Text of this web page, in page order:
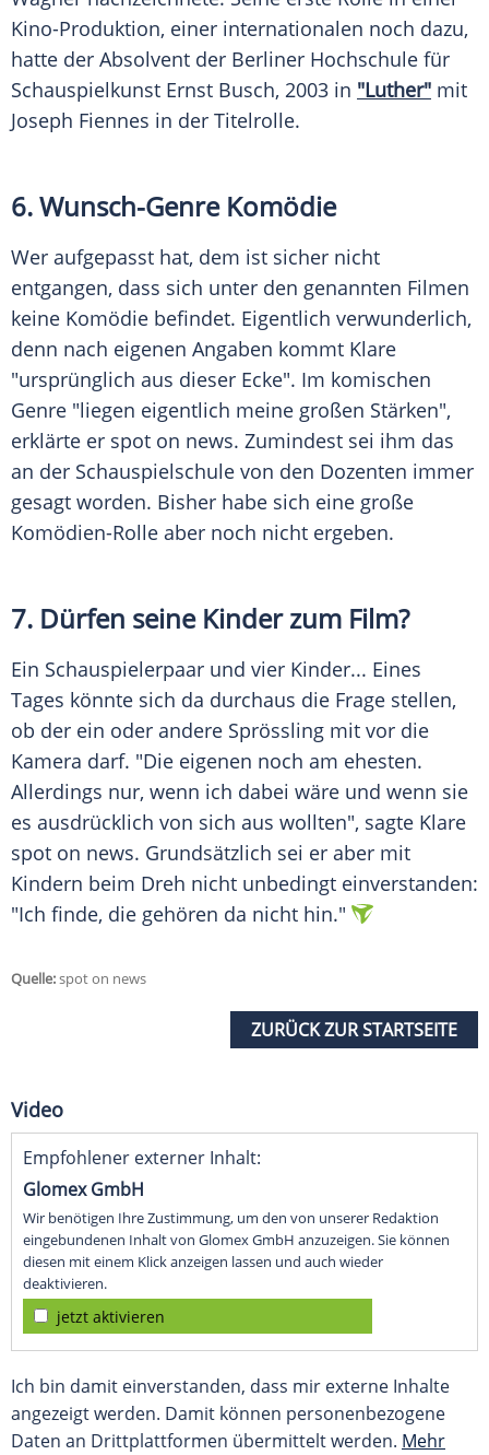
Kino-Produktion, einer internationalen noch dazu,
hatte der Absolvent der Berliner Hochschule für
Schauspielkunst Ernst Busch, 2003 in "Luther" mit
Joseph Fiennes in der Titelrolle.
6. Wunsch-Genre Komödie
Wer aufgepasst hat, dem ist sicher nicht
entgangen, dass sich unter den genannten Filmen
keine Komödie befindet. Eigentlich verwunderlich,
denn nach eigenen Angaben kommt Klare
"ursprünglich aus dieser Ecke". Im komischen
Genre "liegen eigentlich meine großen Stärken",
erklärte er spot on news. Zumindest sei ihm das
an der Schauspielschule von den Dozenten immer
gesagt worden. Bisher habe sich eine große
Komödien-Rolle aber noch nicht ergeben.
7. Dürfen seine Kinder zum Film?
Ein Schauspielerpaar und vier Kinder... Eines
Tages könnte sich da durchaus die Frage stellen,
ob der ein oder andere Sprössling mit vor die
Kamera darf. "Die eigenen noch am ehesten.
Allerdings nur, wenn ich dabei wäre und wenn sie
es ausdrücklich von sich aus wollten", sagte Klare
spot on news. Grundsätzlich sei er aber mit
Kindern beim Dreh nicht unbedingt einverstanden:
"Ich finde, die gehören da nicht hin."
Quelle:spot on news
ZURÜCK ZUR STARTSEITE
Video
Empfohlener externer Inhalt:
Glomex GmbH
Wir benötigen Ihre Zustimmung, um den von unserer Redaktion
eingebundenen Inhalt von Glomex GmbH anzuzeigen. Sie können
diesen mit einem Klick anzeigen lassen und auch wieder
deaktivieren.
jetzt aktivieren
Ich bin damit einverstanden, dass mir externe Inhalte
angezeigt werden. Damit können personenbezogene
Daten an Drittplattformen übermittelt werden. Mehr